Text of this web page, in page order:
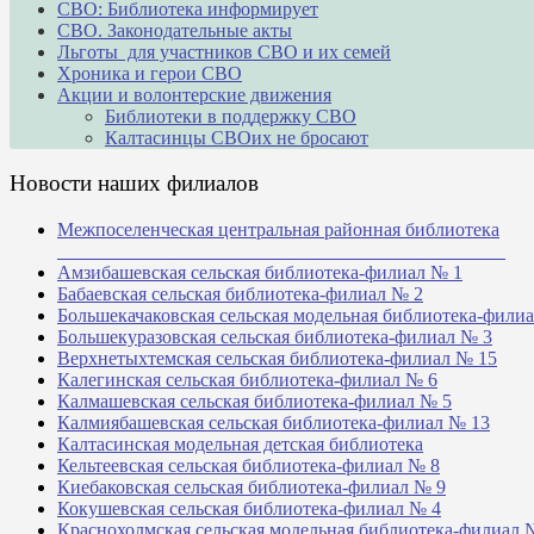
СВО: Библиотека информирует
СВО. Законодательные акты
Льготы для участников СВО и их семей
Хроника и герои СВО
Акции и волонтерские движения
Библиотеки в поддержку СВО
Калтасинцы СВОих не бросают
Новости наших филиалов
Межпоселенческая центральная районная библиотека
Амзибашевская сельская библиотека-филиал № 1
Бабаевская сельская библиотека-филиал № 2
Большекачаковская сельская модельная библиотека-
Большекуразовская сельская библиотека-филиал № 3
Верхнетыхтемская сельская библиотека-филиал № 15
Калегинская сельская библиотека-филиал № 6
Калмашевская сельская библиотека-филиал № 5
Калмиябашевская сельская библиотека-филиал № 13
Калтасинская модельная детская библиотека
Кельтеевская сельская библиотека-филиал № 8
Киебаковская сельская библиотека-филиал № 9
Кокушевская сельская библиотека-филиал № 4